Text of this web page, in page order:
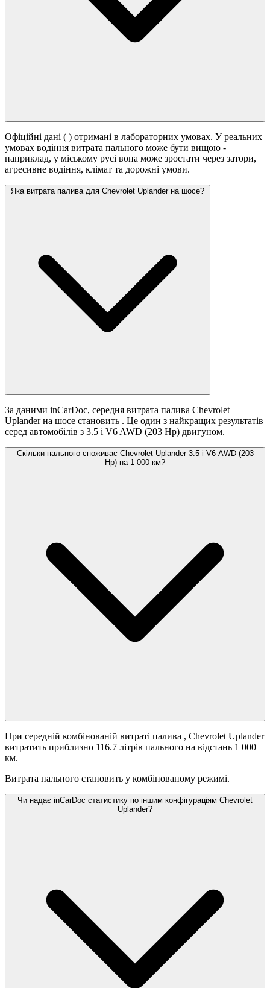
Офіційні дані ( ) отримані в лабораторних умовах. У реальних
умовах водіння витрата пального може бути вищою -
наприклад, у міському русі вона може зростати через затори,
агресивне водіння, клімат та дорожні умови.
Яка витрата палива для Chevrolet Uplander на шосе?
За даними inCarDoc, середня витрата палива Chevrolet
Uplander на шосе становить . Це один з найкращих результатів
серед автомобілів з 3.5 i V6 AWD (203 Hp) двигуном.
Скільки пального споживає Chevrolet Uplander 3.5 i V6 AWD (203
Hp) на 1 000 км?
При середній комбінованій витраті палива , Chevrolet Uplander
витратить приблизно 116.7 літрів пального на відстань 1 000
км.
Витрата пального становить у комбінованому режимі.
Чи надає inCarDoc статистику по іншим конфігураціям Chevrolet
Uplander?